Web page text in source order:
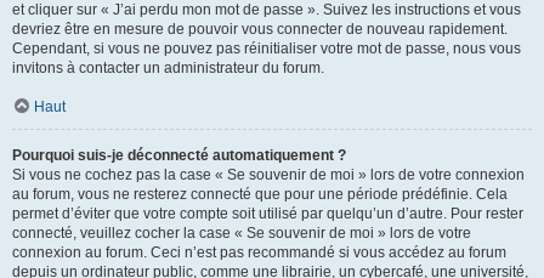
et cliquer sur « J’ai perdu mon mot de passe ». Suivez les instructions et vous
devriez être en mesure de pouvoir vous connecter de nouveau rapidement.
Cependant, si vous ne pouvez pas réinitialiser votre mot de passe, nous vous
invitons à contacter un administrateur du forum.
Haut
Pourquoi suis-je déconnecté automatiquement ?
Si vous ne cochez pas la case « Se souvenir de moi » lors de votre connexion
au forum, vous ne resterez connecté que pour une période prédéfinie. Cela
permet d’éviter que votre compte soit utilisé par quelqu’un d’autre. Pour rester
connecté, veuillez cocher la case « Se souvenir de moi » lors de votre
connexion au forum. Ceci n’est pas recommandé si vous accédez au forum
depuis un ordinateur public, comme une librairie, un cybercafé, une université,